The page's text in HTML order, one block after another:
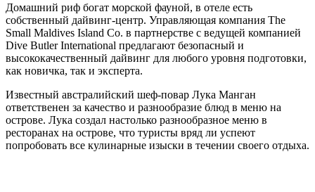
Домашний риф богат морской фауной, в отеле есть
собственный дайвинг-центр. Управляющая компания The
Small Maldives Island Co. в партнерстве с ведущей компанией
Dive Butler International предлагают безопасный и
высококачественный дайвинг для любого уровня подготовки,
как новичка, так и эксперта.
Известный австралийский шеф-повар Лука Манган
ответственен за качество и разнообразие блюд в меню на
острове. Лука создал настолько разнообразное меню в
ресторанах на острове, что туристы вряд ли успеют
попробовать все кулинарные изыски в течении своего отдыха.